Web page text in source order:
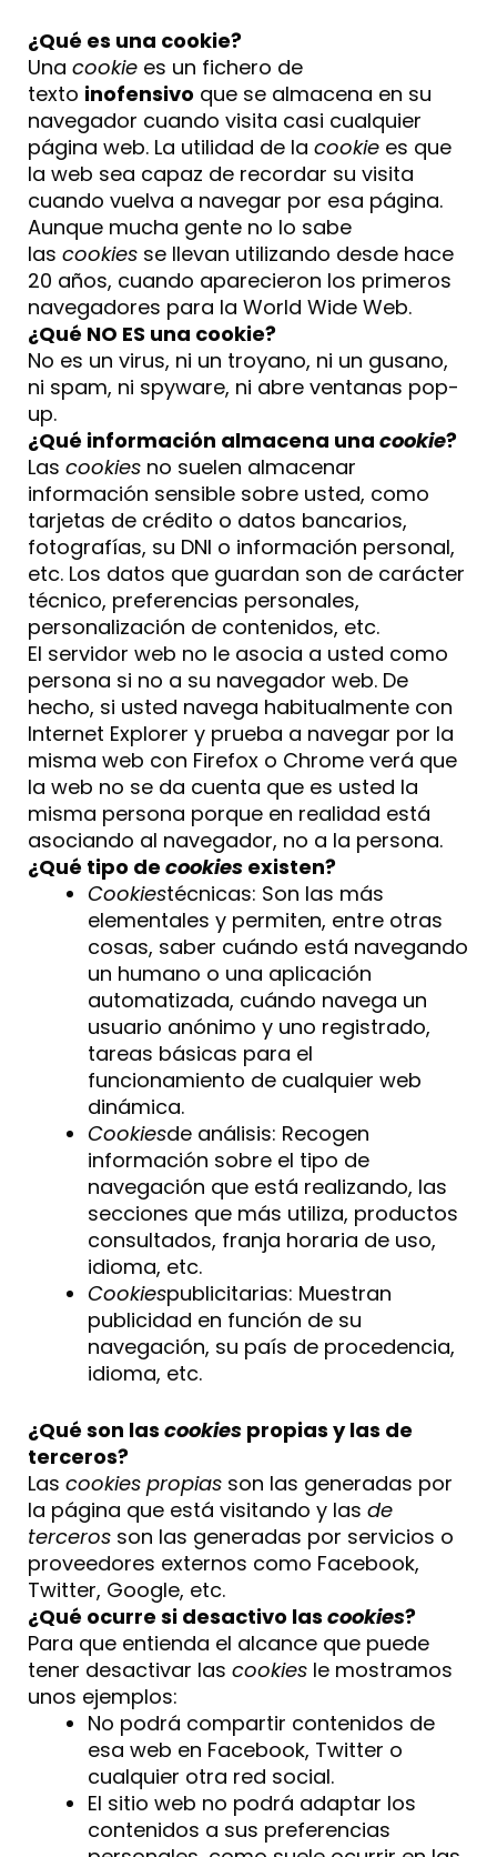
¿Qué es una cookie?
Una cookie es un fichero de
texto inofensivo que se almacena en su
navegador cuando visita casi cualquier
página web. La utilidad de la cookie es que
la web sea capaz de recordar su visita
cuando vuelva a navegar por esa página.
Aunque mucha gente no lo sabe
las cookies se llevan utilizando desde hace
20 años, cuando aparecieron los primeros
navegadores para la World Wide Web.
¿Qué NO ES una cookie?
No es un virus, ni un troyano, ni un gusano,
ni spam, ni spyware, ni abre ventanas pop-
up.
¿Qué información almacena una cookie?
Las cookies no suelen almacenar
información sensible sobre usted, como
tarjetas de crédito o datos bancarios,
fotografías, su DNI o información personal,
etc. Los datos que guardan son de carácter
técnico, preferencias personales,
personalización de contenidos, etc.
El servidor web no le asocia a usted como
persona si no a su navegador web. De
hecho, si usted navega habitualmente con
Internet Explorer y prueba a navegar por la
misma web con Firefox o Chrome verá que
la web no se da cuenta que es usted la
misma persona porque en realidad está
asociando al navegador, no a la persona.
¿Qué tipo de cookies existen?
Cookiestécnicas: Son las más
elementales y permiten, entre otras
cosas, saber cuándo está navegando
un humano o una aplicación
automatizada, cuándo navega un
usuario anónimo y uno registrado,
tareas básicas para el
funcionamiento de cualquier web
dinámica.
Cookiesde análisis: Recogen
información sobre el tipo de
navegación que está realizando, las
secciones que más utiliza, productos
consultados, franja horaria de uso,
idioma, etc.
Cookiespublicitarias: Muestran
publicidad en función de su
navegación, su país de procedencia,
idioma, etc.
¿Qué son las cookies propias y las de
terceros?
Las cookies propias son las generadas por
la página que está visitando y las de
terceros son las generadas por servicios o
proveedores externos como Facebook,
Twitter, Google, etc.
¿Qué ocurre si desactivo las cookies?
Para que entienda el alcance que puede
tener desactivar las cookies le mostramos
unos ejemplos:
No podrá compartir contenidos de
esa web en Facebook, Twitter o
cualquier otra red social.
El sitio web no podrá adaptar los
contenidos a sus preferencias